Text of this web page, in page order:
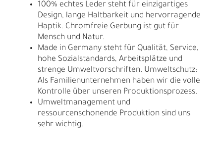
100% echtes Leder steht für einzigartiges
Design, lange Haltbarkeit und hervorragende
Haptik. Chromfreie Gerbung ist gut für
Mensch und Natur.
Made in Germany steht für Qualität, Service,
hohe Sozialstandards, Arbeitsplätze und
strenge Umweltvorschriften. Umweltschutz:
Als Familienunternehmen haben wir die volle
Kontrolle über unseren Produktionsprozess.
Umweltmanagement und
ressourcenschonende Produktion sind uns
sehr wichtig.